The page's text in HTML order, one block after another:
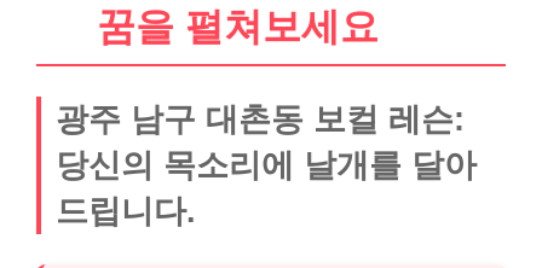
꿈을 펼쳐보세요
광주 남구 대촌동 보컬 레슨:
당신의 목소리에 날개를 달아
드립니다.